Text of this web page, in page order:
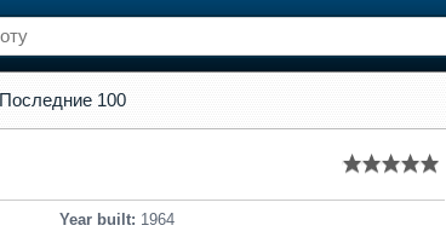
Флот
Отзывы
Последние 100
Year built: 1964